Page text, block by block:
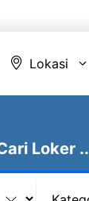
Lokasi
Loker